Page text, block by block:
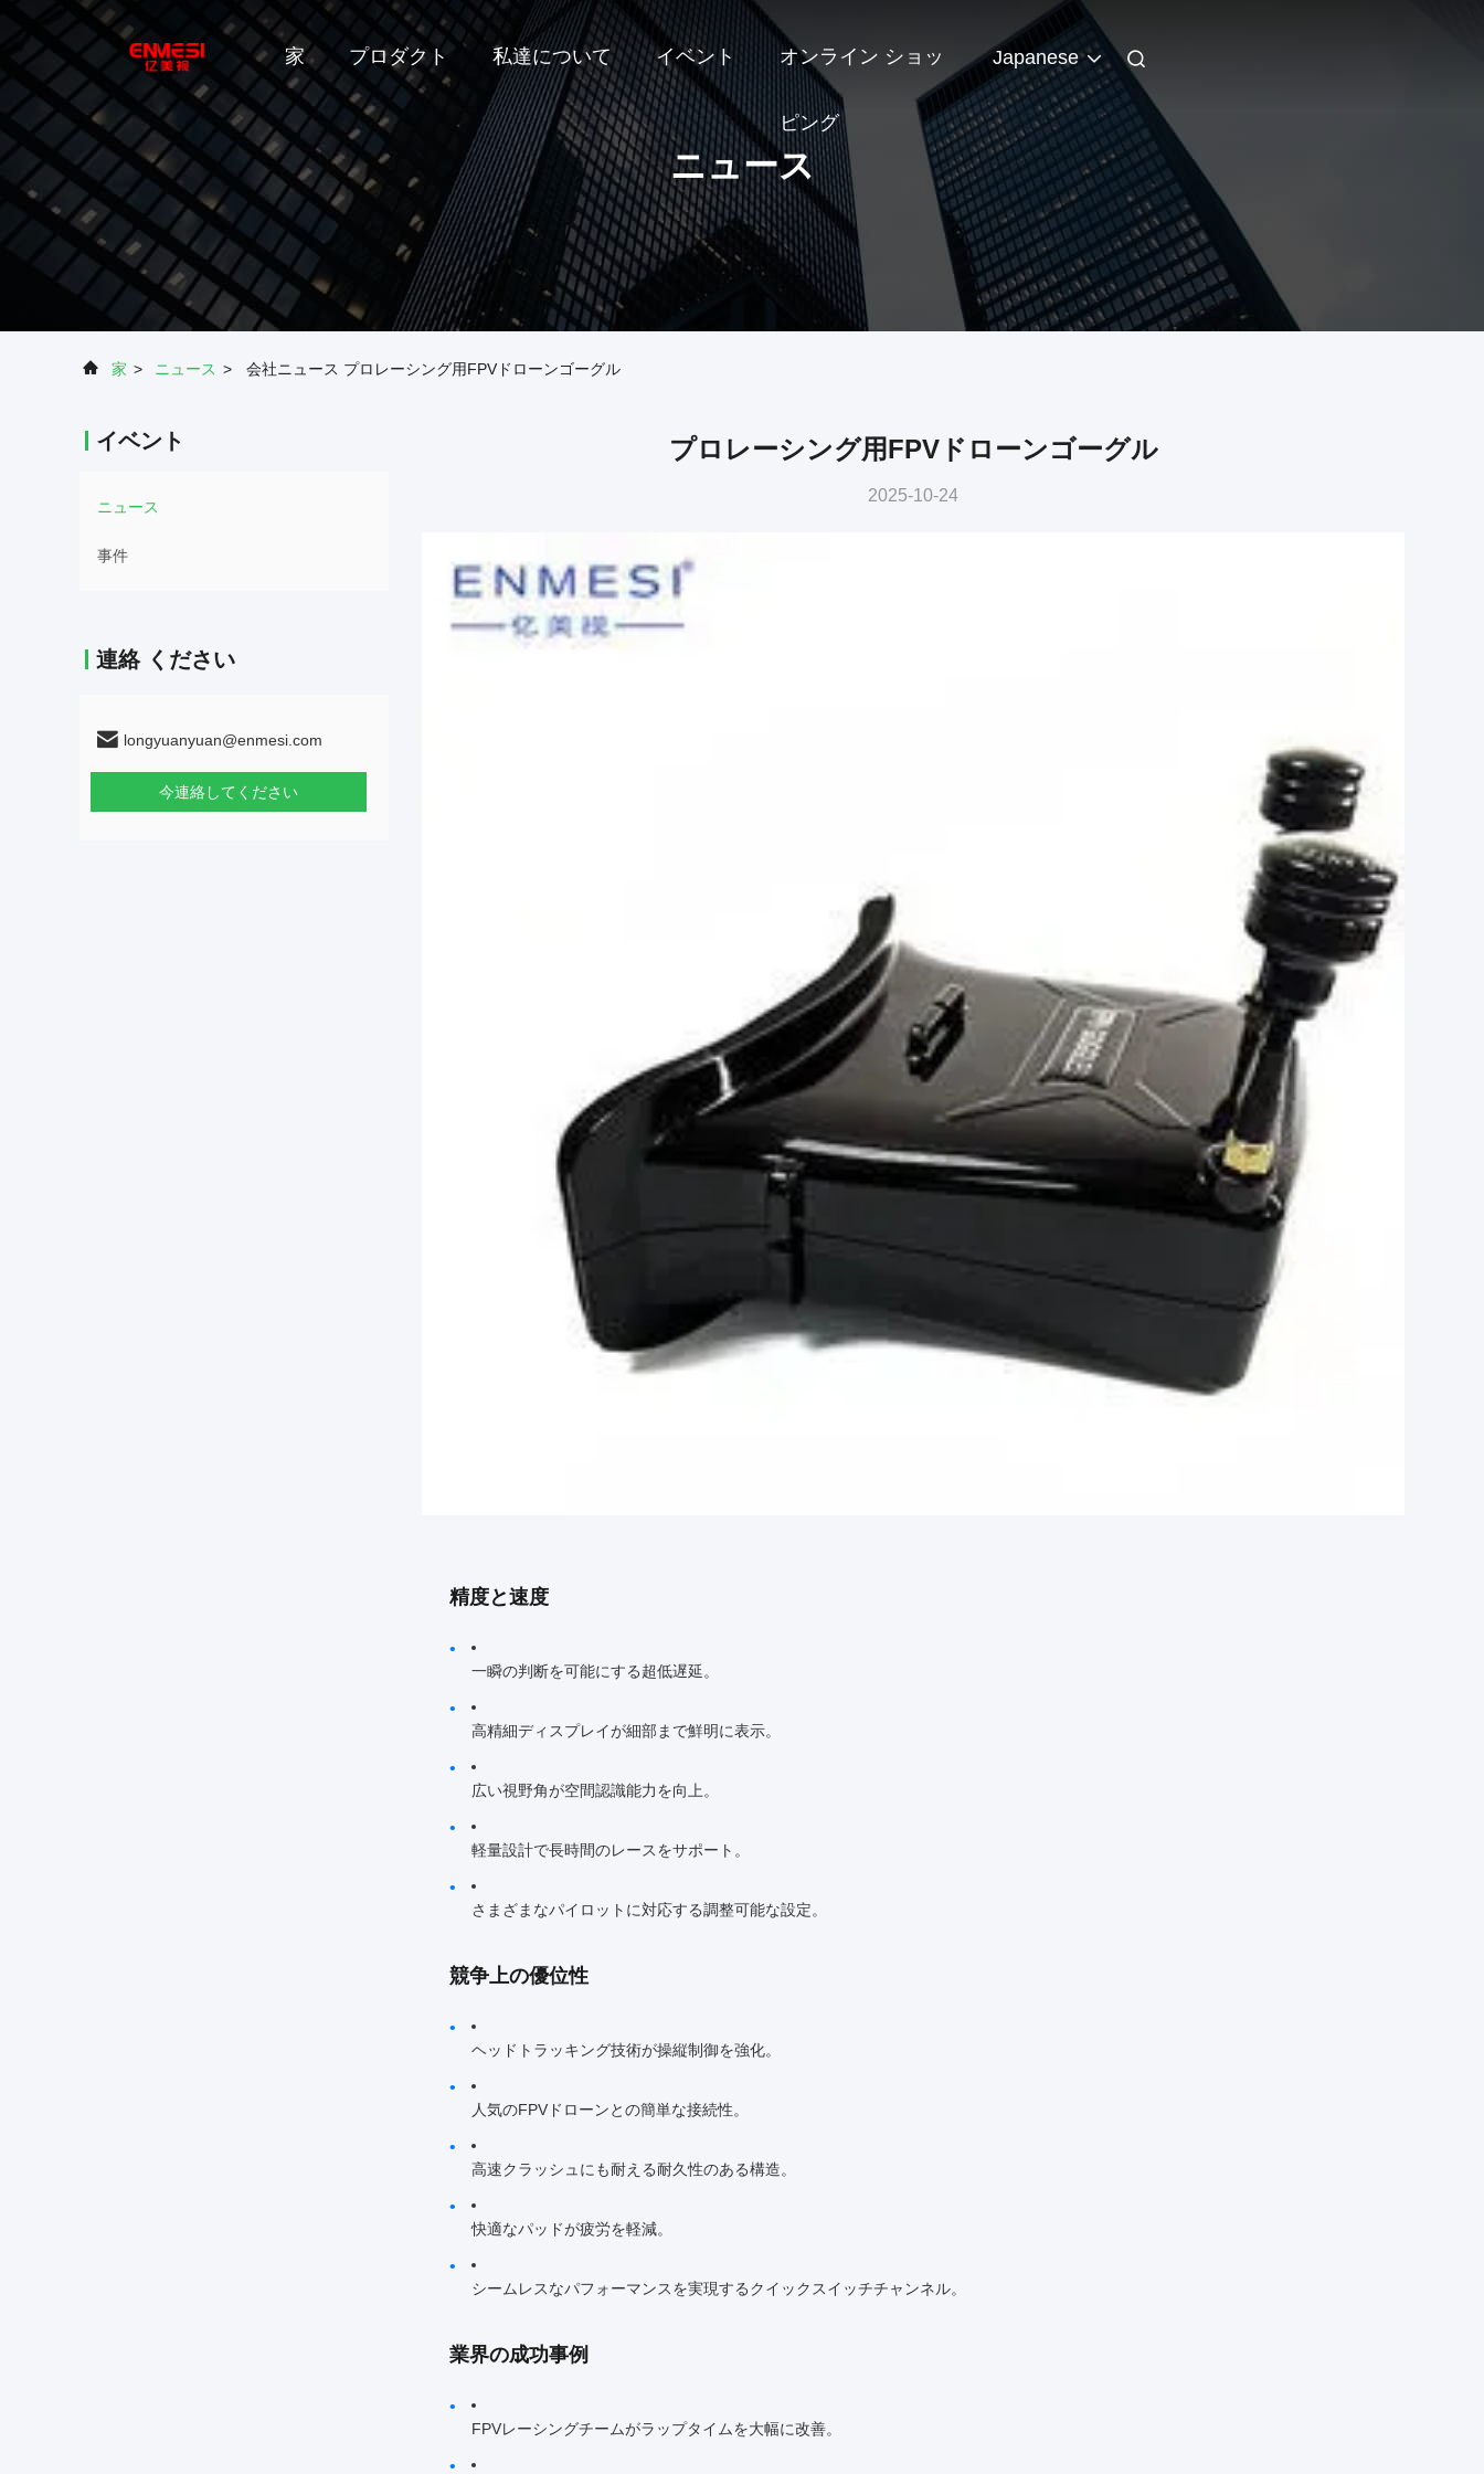
家 プロダクト 私達について イベント オンライン ショッ
ピング
Japanese
ニュース
家 > ニュース > 会社ニュース プロレーシング用FPVドローンゴーグル
イベント
ニュース
事件
連絡 ください
longyuanyuan@enmesi.com
今連絡してください
プロレーシング用FPVドローンゴーグル
2025-10-24
精度と速度
一瞬の判断を可能にする超低遅延。
高精細ディスプレイが細部まで鮮明に表示。
広い視野角が空間認識能力を向上。
軽量設計で長時間のレースをサポート。
さまざまなパイロットに対応する調整可能な設定。
競争上の優位性
ヘッドトラッキング技術が操縦制御を強化。
人気のFPVドローンとの簡単な接続性。
高速クラッシュにも耐える耐久性のある構造。
快適なパッドが疲労を軽減。
シームレスなパフォーマンスを実現するクイックスイッチチャンネル。
業界の成功事例
FPVレーシングチームがラップタイムを大幅に改善。